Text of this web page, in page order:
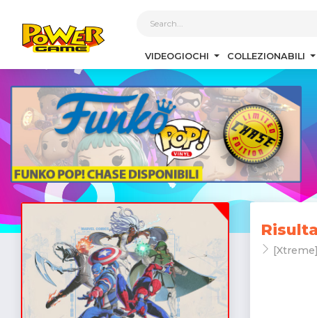
VIDEOGIOCHI COLLEZIONABILI
[Xtreme]